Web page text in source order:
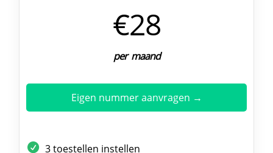
€28
per maand
Eigen nummer aanvragen →
3 toestellen instellen